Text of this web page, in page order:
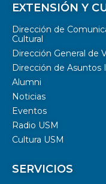
EXTENSIÓN Y
Dirección de
Cultural
Dirección General de
Dirección de Asuntos
Alumni
Noticias
Eventos
Radio USM
Cultura USM
SERVICIOS